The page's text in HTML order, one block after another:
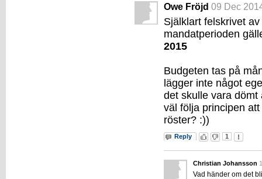
Owe Fröjd 09 Dec
Själklart felskrivet
mandatperioden
2015
Budgeten tas på
lägger inte något
det skulle vara dömt
väl följa principen
röster? :))
Reply 1
Christian Johansson
Vad händer om det